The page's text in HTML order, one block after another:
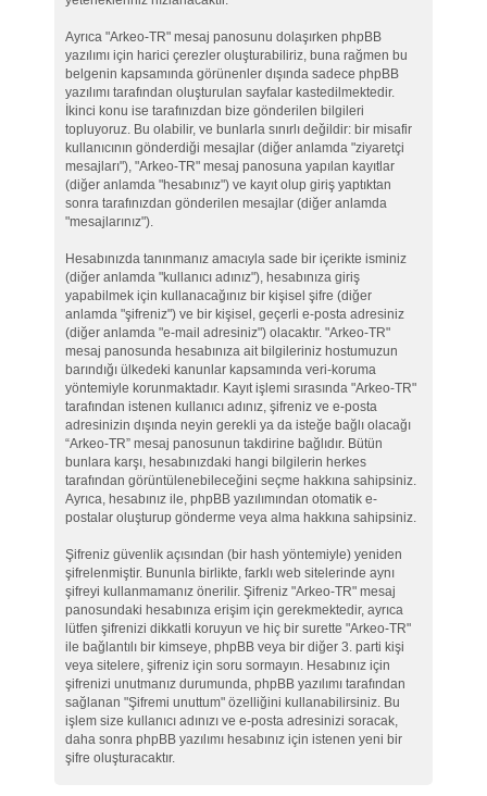
Ayrıca "Arkeo-TR" mesaj panosunu dolaşırken phpBB
yazılımı için harici çerezler oluşturabiliriz, buna rağmen bu
belgenin kapsamında görünenler dışında sadece phpBB
yazılımı tarafından oluşturulan sayfalar kastedilmektedir.
İkinci konu ise tarafınızdan bize gönderilen bilgileri
topluyoruz. Bu olabilir, ve bunlarla sınırlı değildir: bir misafir
kullanıcının gönderdiği mesajlar (diğer anlamda "ziyaretçi
mesajları"), "Arkeo-TR" mesaj panosuna yapılan kayıtlar
(diğer anlamda "hesabınız") ve kayıt olup giriş yaptıktan
sonra tarafınızdan gönderilen mesajlar (diğer anlamda
"mesajlarınız").
Hesabınızda tanınmanız amacıyla sade bir içerikte isminiz
(diğer anlamda "kullanıcı adınız"), hesabınıza giriş
yapabilmek için kullanacağınız bir kişisel şifre (diğer
anlamda "şifreniz") ve bir kişisel, geçerli e-posta adresiniz
(diğer anlamda "e-mail adresiniz") olacaktır. "Arkeo-TR"
mesaj panosunda hesabınıza ait bilgileriniz hostumuzun
barındığı ülkedeki kanunlar kapsamında veri-koruma
yöntemiyle korunmaktadır. Kayıt işlemi sırasında "Arkeo-TR"
tarafından istenen kullanıcı adınız, şifreniz ve e-posta
adresinizin dışında neyin gerekli ya da isteğe bağlı olacağı
“Arkeo-TR” mesaj panosunun takdirine bağlıdır. Bütün
bunlara karşı, hesabınızdaki hangi bilgilerin herkes
tarafından görüntülenebileceğini seçme hakkına sahipsiniz.
Ayrıca, hesabınız ile, phpBB yazılımından otomatik e-
postalar oluşturup gönderme veya alma hakkına sahipsiniz.
Şifreniz güvenlik açısından (bir hash yöntemiyle) yeniden
şifrelenmiştir. Bununla birlikte, farklı web sitelerinde aynı
şifreyi kullanmamanız önerilir. Şifreniz "Arkeo-TR" mesaj
panosundaki hesabınıza erişim için gerekmektedir, ayrıca
lütfen şifrenizi dikkatli koruyun ve hiç bir surette "Arkeo-TR"
ile bağlantılı bir kimseye, phpBB veya bir diğer 3. parti kişi
veya sitelere, şifreniz için soru sormayın. Hesabınız için
şifrenizi unutmanız durumunda, phpBB yazılımı tarafından
sağlanan "Şifremi unuttum" özelliğini kullanabilirsiniz. Bu
işlem size kullanıcı adınızı ve e-posta adresinizi soracak,
daha sonra phpBB yazılımı hesabınız için istenen yeni bir
şifre oluşturacaktır.